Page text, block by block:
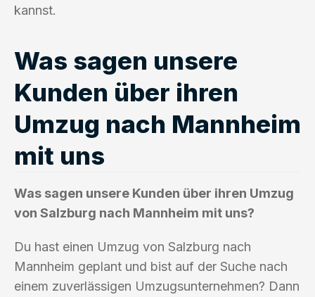
kannst.
Was sagen unsere
Kunden über ihren
Umzug nach Mannheim
mit uns
Was sagen unsere Kunden über ihren Umzug
von Salzburg nach Mannheim mit uns?
Du hast einen Umzug von Salzburg nach
Mannheim geplant und bist auf der Suche nach
einem zuverlässigen Umzugsunternehmen? Dann